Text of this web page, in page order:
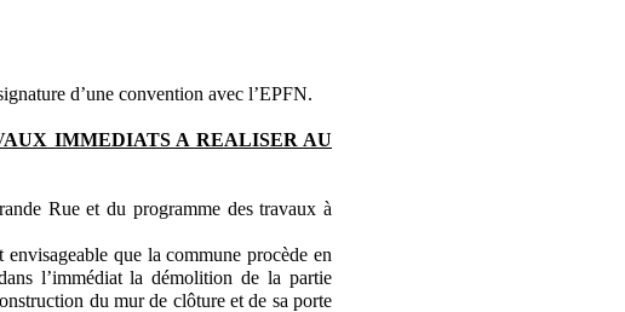
d’une convention avec l’EPFN.
IMMEDIATS A REALISER AU
Rue et du programme des travaux à
que la commune procède en
l’immédiat la démolition de la partie
du mur de clôture et de sa porte